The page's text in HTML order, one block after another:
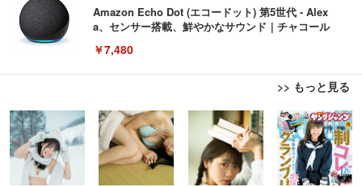
Amazon Echo Dot (エコードット) 第5世代 - Alex
a、センサー搭載、鮮やかなサウンド｜チャコール
￥7,480
>> もっと見る
[EdoErgo] オフィスチェア 椅子 テレワーク 疲れな
い 跳ね上げ式アームレスト コンパクト 約105度ロッ
キング pc 事務椅子 360度回転 座面昇降 強化ナイロ
ン樹脂ベース 通気性メッシュ 在宅ワーク H-WY01
￥5,699
EIZO ビジネス向けプレミアムモニター | FlexScan
EV3240X-WT | 31.5型4K UHD・USB Type-C・ホワ
イト
￥105,595
Amazonベーシック ペットシーツ 薄型 レギュラー 1
回使い捨て 無香料 ホワイト 300枚
￥3,373